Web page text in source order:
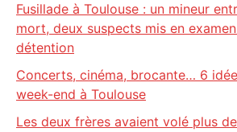
Fusillade à Toulouse : un mineur
mort, deux suspects mis en
détention
Concerts, cinéma, brocante… 6
week-end à Toulouse
Les deux frères avaient volé plus